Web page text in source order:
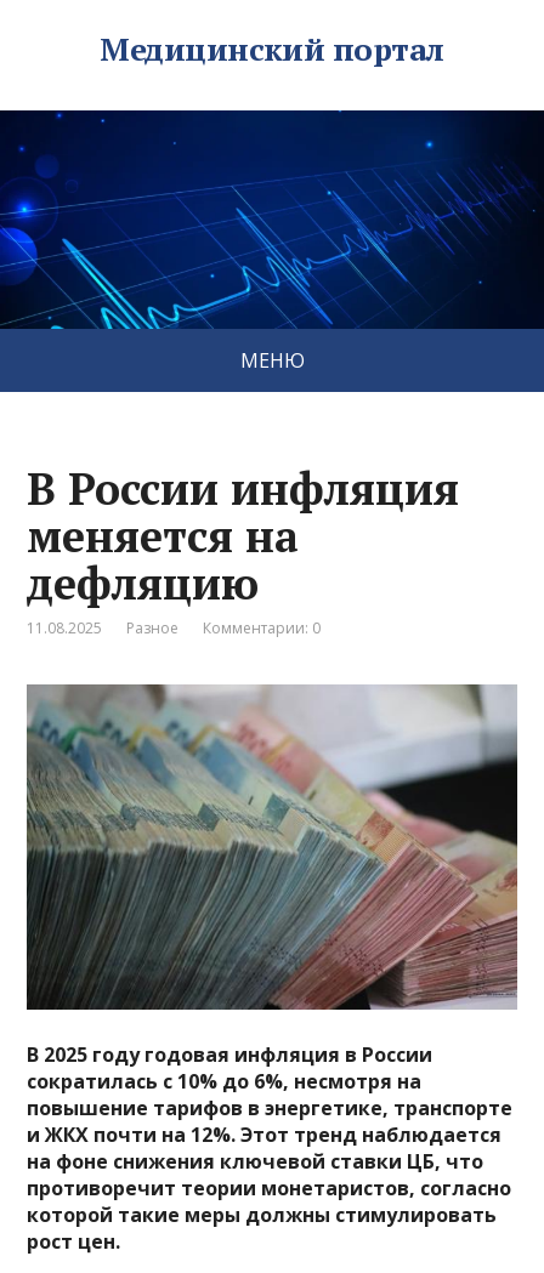
Медицинский портал
МЕНЮ
В России инфляция
меняется на
дефляцию
11.08.2025 Разное Комментарии: 0
В 2025 году годовая инфляция в России
сократилась с 10% до 6%, несмотря на
повышение тарифов в энергетике, транспорте
и ЖКХ почти на 12%. Этот тренд наблюдается
на фоне снижения ключевой ставки ЦБ, что
противоречит теории монетаристов, согласно
которой такие меры должны стимулировать
рост цен.